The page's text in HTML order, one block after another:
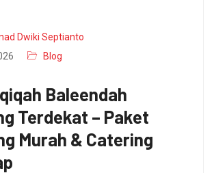
Dwiki Septianto
Blog
Baleendah
Terdekat – Paket
Murah & Catering